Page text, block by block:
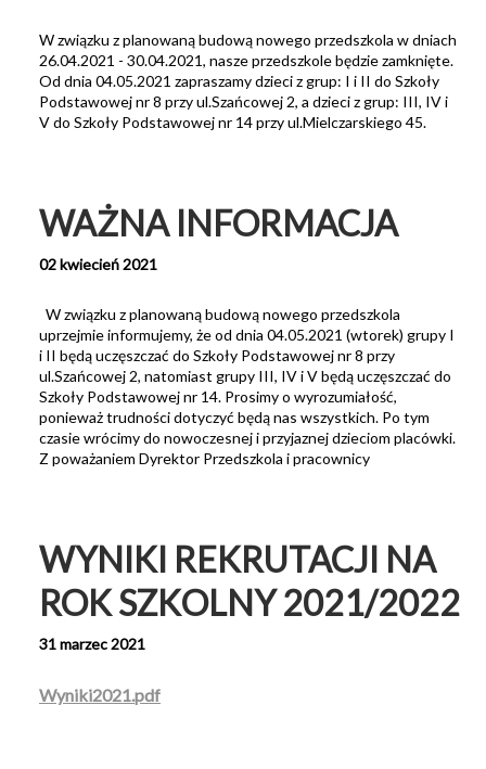
W związku z planowaną budową nowego przedszkola w dniach
26.04.2021 - 30.04.2021, nasze przedszkole będzie zamknięte.
Od dnia 04.05.2021 zapraszamy dzieci z grup: I i II do Szkoły
Podstawowej nr 8 przy ul.Szańcowej 2, a dzieci z grup: III, IV i
V do Szkoły Podstawowej nr 14 przy ul.Mielczarskiego 45.
WAŻNA INFORMACJA
02 kwiecień 2021
W związku z planowaną budową nowego przedszkola
uprzejmie informujemy, że od dnia 04.05.2021 (wtorek) grupy I
i II będą uczęszczać do Szkoły Podstawowej nr 8 przy
ul.Szańcowej 2, natomiast grupy III, IV i V będą uczęszczać do
Szkoły Podstawowej nr 14. Prosimy o wyrozumiałość,
ponieważ trudności dotyczyć będą nas wszystkich. Po tym
czasie wrócimy do nowoczesnej i przyjaznej dzieciom placówki.
Z poważaniem Dyrektor Przedszkola i pracownicy
WYNIKI REKRUTACJI NA
ROK SZKOLNY 2021/2022
31 marzec 2021
Wyniki2021.pdf